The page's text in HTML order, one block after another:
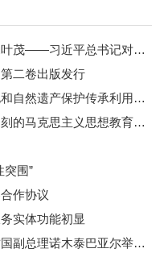
让中朝传统友谊之树更加根深叶茂——习近平总书记对朝鲜进行国事访问纪实
二卷出版发行
在习近平文化思想引领下文化和自然遗产保护传承利用工作开创新局面
伟大征程丨延安整风：一次深刻的马克思主义思想教育运动
突围”
作协议
实体功能初显
中铝集团董事长段向东与蒙古国副总理诺木泰巴亚尔举行会谈